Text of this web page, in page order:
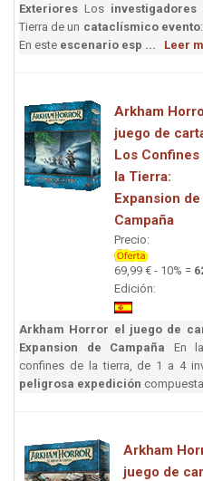
Exteriores Los
Tierra de un cataclísmico evento:
En este escenario esp ... Leer
Arkham
juego de
Los Confines
la Tierra:
Expansion de
Campaña
Precio:
69,99 € - 10% =
Edición:
Arkham Horror el juego de
Expansion de Campaña En
confines de la tierra, de 1 a 4
peligrosa expedición
Arkham
juego de